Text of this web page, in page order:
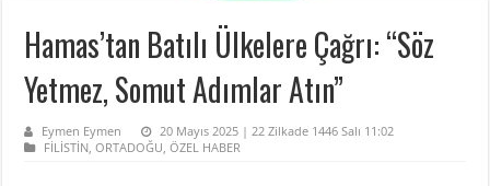
Hamas’tan Batılı Ülkelere Çağrı: “Söz
Yetmez, Somut Adımlar Atın”
Eymen Eymen
20 Mayıs 2025 | 22 Zilkade 1446 Salı 11:02
FİLİSTİN,ORTADOĞU,ÖZEL HABER